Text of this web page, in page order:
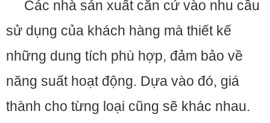
Các nhà sản xuất căn cứ vào nhu cầu
sử dụng của khách hàng mà thiết kế
những dung tích phù hợp, đảm bảo về
năng suất hoạt động. Dựa vào đó, giá
thành cho từng loại cũng sẽ khác nhau.